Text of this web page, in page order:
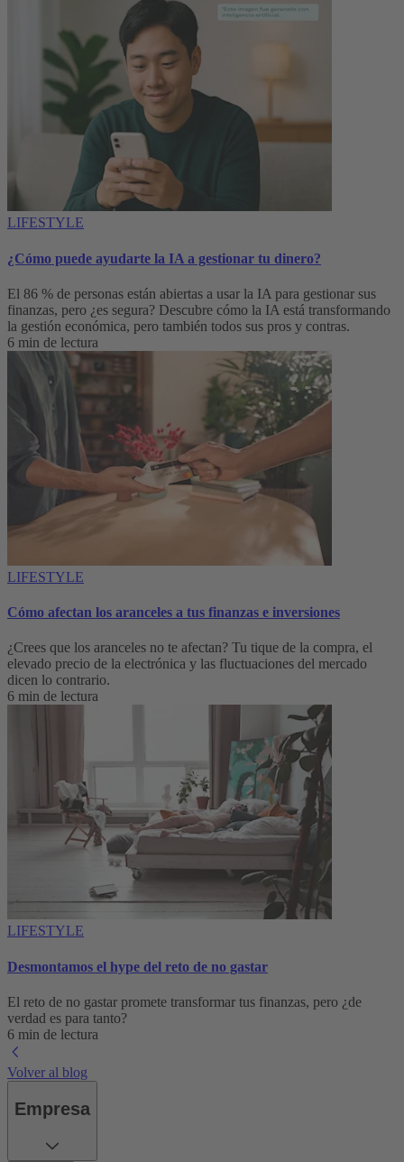
LIFESTYLE
¿Cómo puede ayudarte la IA a gestionar tu dinero?
El 86 % de personas están abiertas a usar la IA para gestionar sus
finanzas, pero ¿es segura? Descubre cómo la IA está transformando
la gestión económica, pero también todos sus pros y contras.
6 min de lectura
LIFESTYLE
Cómo afectan los aranceles a tus finanzas e inversiones
¿Crees que los aranceles no te afectan? Tu tique de la compra, el
elevado precio de la electrónica y las fluctuaciones del mercado
dicen lo contrario.
6 min de lectura
LIFESTYLE
Desmontamos el hype del reto de no gastar
El reto de no gastar promete transformar tus finanzas, pero ¿de
verdad es para tanto?
6 min de lectura
Volver al blog
Empresa